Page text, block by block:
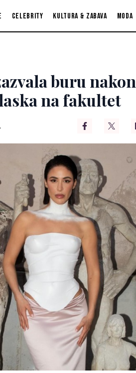
Celebrity Kultura & zabava Moda
buru nakon
na fakultet